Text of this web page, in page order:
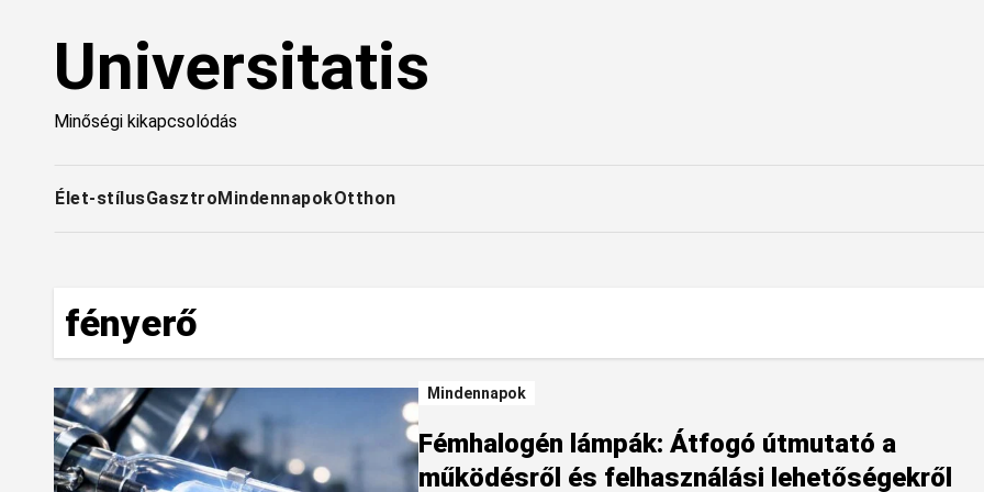
contentUniversitatis
Minőségi kikapcsolódás
Élet-stílusGasztroMindennapokOtthon
fényerő
Mindennapok
Fémhalogén lámpák: Átfogó útmutató a
működésről és felhasználási lehetőségekről